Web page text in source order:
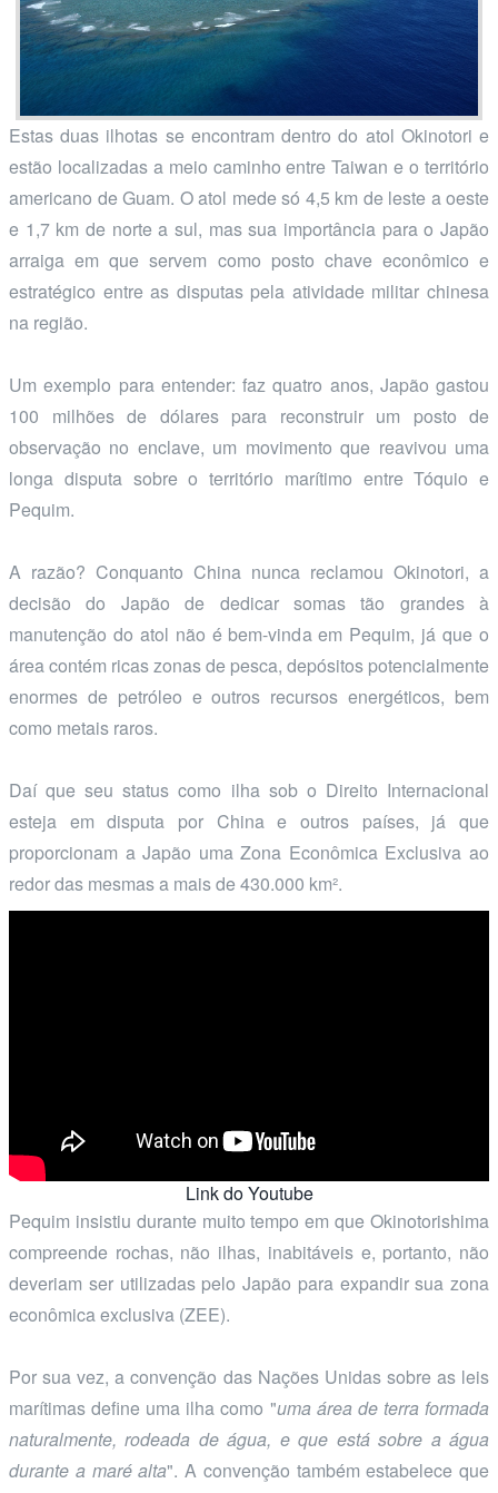
Estas duas ilhotas se encontram dentro do atol Okinotori e
estão localizadas a meio caminho entre Taiwan e o território
americano de Guam. O atol mede só 4,5 km de leste a oeste
e 1,7 km de norte a sul, mas sua importância para o Japão
arraiga em que servem como posto chave econômico e
estratégico entre as disputas pela atividade militar chinesa
na região.
Um exemplo para entender: faz quatro anos, Japão gastou
100 milhões de dólares para reconstruir um posto de
observação no enclave, um movimento que reavivou uma
longa disputa sobre o território marítimo entre Tóquio e
Pequim.
A razão? Conquanto China nunca reclamou Okinotori, a
decisão do Japão de dedicar somas tão grandes à
manutenção do atol não é bem-vinda em Pequim, já que o
área contém ricas zonas de pesca, depósitos potencialmente
enormes de petróleo e outros recursos energéticos, bem
como metais raros.
Daí que seu status como ilha sob o Direito Internacional
esteja em disputa por China e outros países, já que
proporcionam a Japão uma Zona Econômica Exclusiva ao
redor das mesmas a mais de 430.000 km².
Link do Youtube
Pequim insistiu durante muito tempo em que Okinotorishima
compreende rochas, não ilhas, inabitáveis e, portanto, não
deveriam ser utilizadas pelo Japão para expandir sua zona
econômica exclusiva (ZEE).
Por sua vez, a convenção das Nações Unidas sobre as leis
marítimas define uma ilha como "uma área de terra formada
naturalmente, rodeada de água, e que está sobre a água
durante a maré alta". A convenção também estabelece que